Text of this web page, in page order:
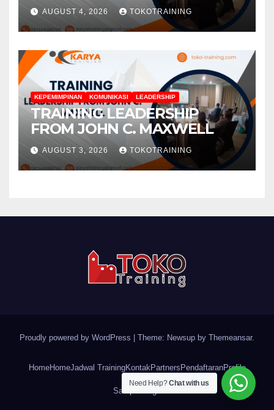
AUGUST 4, 2026 TOKOTRAINING
KEPEMIMPINAN KOMUNIKASI LEADERSHIP
TRAINING LEADERSHIP
FROM JOHN C. MAXWELL
AUGUST 3, 2026 TOKOTRAINING
Proudly powered by WordPress Theme: Newsup by Themeansar.
HomeHomeJadwal TrainingKontakPartnersPendaftaranProfile
Sample Page
Need Help?Chat with us